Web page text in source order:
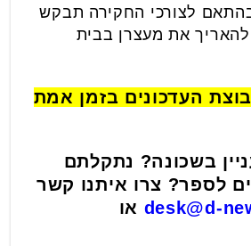
בהתאם לצורכי החקירה תבקש
את מעצרן בבית
העדכונים בזמן אמת
בשכונה? נתקלתם
לספר? צרו איתנו קשר
desk@d- או